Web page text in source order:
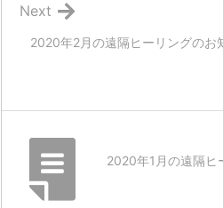
2020年2月の遠隔ヒーリングのお
Next
2020年1月の遠隔ヒ